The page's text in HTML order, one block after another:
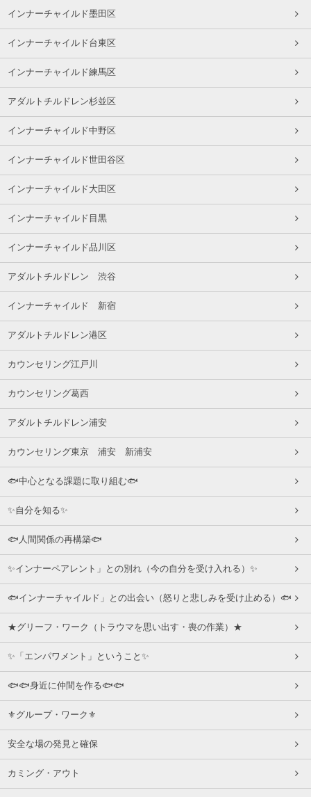
インナーチャイルド墨田区
インナーチャイルド台東区
インナーチャイルド練馬区
アダルトチルドレン杉並区
インナーチャイルド中野区
インナーチャイルド世田谷区
インナーチャイルド大田区
インナーチャイルド目黒
インナーチャイルド品川区
アダルトチルドレン 渋谷
インナーチャイルド 新宿
アダルトチルドレン港区
カウンセリング江戸川
カウンセリング葛西
アダルトチルドレン浦安
カウンセリング東京 浦安 新浦安
🐟中心となる課題に取り組む🐟
✨自分を知る✨
🐟人間関係の再構築🐟
✨インナーペアレント」との別れ（今の自分を受け入れる）✨
🐟インナーチャイルド」との出会い（怒りと悲しみを受け止める）🐟
★グリーフ・ワーク（トラウマを思い出す・喪の作業）★
✨「エンパワメント」ということ✨
🐟🐟身近に仲間を作る🐟🐟
⚜グループ・ワーク⚜
安全な場の発見と確保
カミング・アウト